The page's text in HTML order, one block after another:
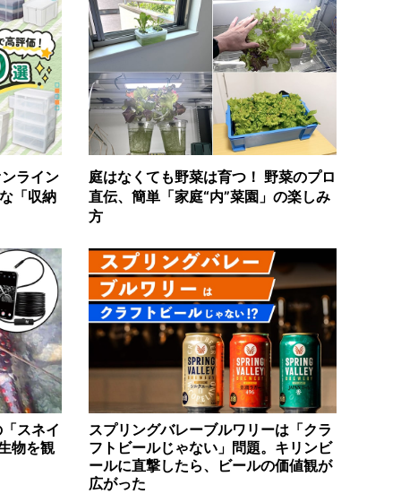
ライン
「収納
庭はなくても野菜は育つ！ 野菜のプロ
直伝、簡単「家庭“内”菜園」の楽しみ
方
スネイ
物を観
スプリングバレーブルワリーは「クラ
フトビールじゃない」問題。キリンビ
ールに直撃したら、ビールの価値観が
広がった